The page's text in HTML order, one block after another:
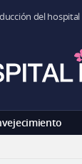
del hospital